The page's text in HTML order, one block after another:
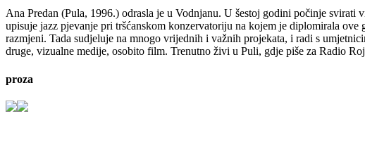
Ana Predan (Pula, 1996.) odrasla je u Vodnjanu. U šestoj godini počinje svirati
upisuje jazz pjevanje pri tršćanskom konzervatoriju na kojem je diplomirala
razmjeni. Tada sudjeluje na mnogo vrijednih i važnih projekata, i radi s
druge, vizualne medije, osobito film. Trenutno živi u Puli, gdje piše za Radio
proza